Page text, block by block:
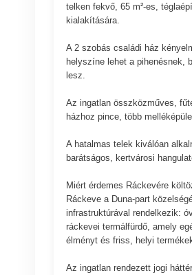
telken fekvő, 65 m²-es,
kialakítására.
A 2 szobás családi ház
helyszíne lehet a pihenésnek,
lesz.
Az ingatlan összközműves,
házhoz pince, több
A hatalmas telek kiválóan
barátságos, kertvárosi
Miért érdemes Ráckevére
Ráckeve a Duna-part
infrastruktúrával rendelkezik:
ráckevei termálfürdő, amely
élményt és friss, helyi
Az ingatlan rendezett jogi